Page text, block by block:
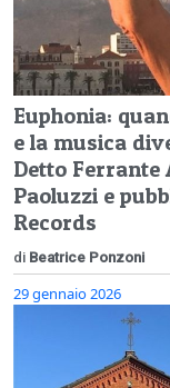
Euphonia:
e la musica
Detto
Paoluzzi e
Records
di Beatrice Ponzoni
29 gennaio 2026